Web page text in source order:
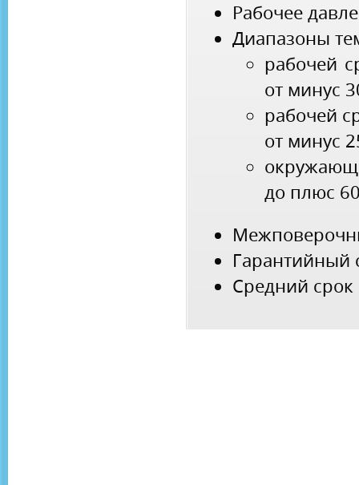
Рабочее
Диапазоны
рабочей
от минус
рабочей
от минус
до плюс
Гарантийный
Средний срок